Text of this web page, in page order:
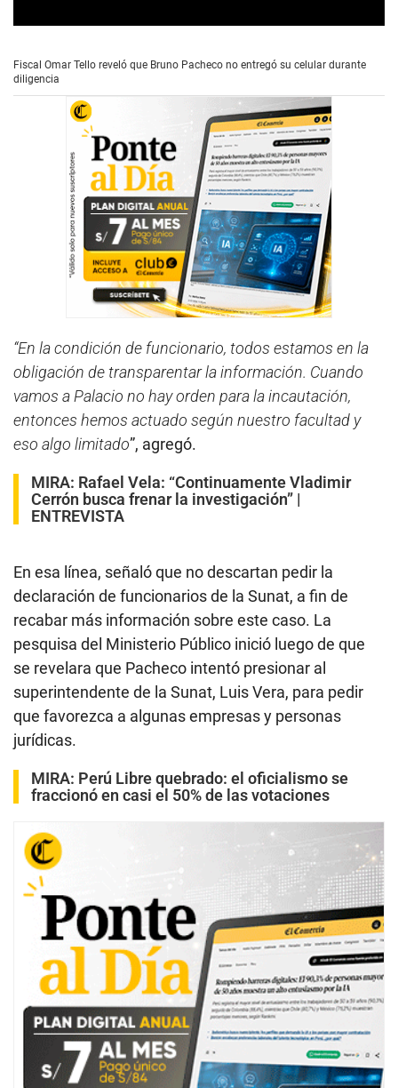
e
c
e
c
o
d
s
Fiscal Omar Tello reveló que Bruno Pacheco no entregó su celular durante
diligencia
“En la condición de funcionario, todos estamos en la
obligación de transparentar la información. Cuando
vamos a Palacio no hay orden para la incautación,
entonces hemos actuado según nuestro facultad y
eso algo limitado”, agregó.
MIRA: Rafael Vela: “Continuamente Vladimir
Cerrón busca frenar la investigación” |
ENTREVISTA
En esa línea, señaló que no descartan pedir la
declaración de funcionarios de la Sunat, a fin de
recabar más información sobre este caso. La
pesquisa del Ministerio Público inició luego de que
se revelara que Pacheco intentó presionar al
superintendente de la Sunat, Luis Vera, para pedir
que favorezca a algunas empresas y personas
jurídicas.
MIRA: Perú Libre quebrado: el oficialismo se
fraccionó en casi el 50% de las votaciones